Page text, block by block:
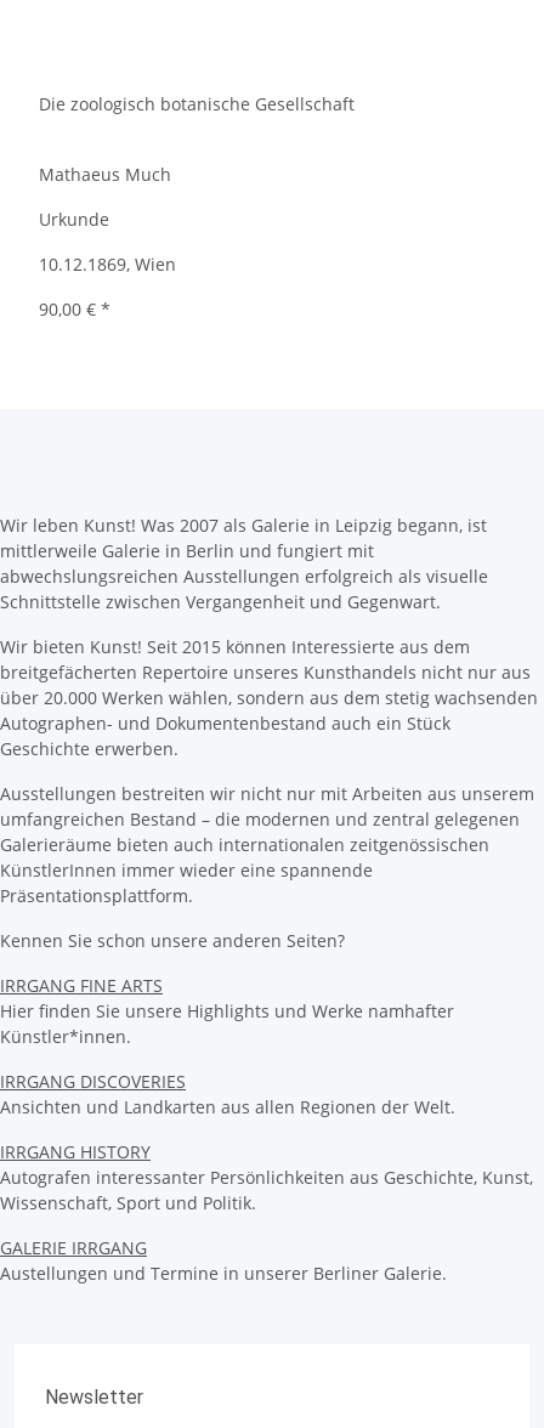
Die zoologisch botanische Gesellschaft
Mathaeus Much
Urkunde
10.12.1869, Wien
90,00 € *
Wir leben Kunst! Was 2007 als Galerie in Leipzig begann, ist
mittlerweile Galerie in Berlin und fungiert mit
abwechslungsreichen Ausstellungen erfolgreich als visuelle
Schnittstelle zwischen Vergangenheit und Gegenwart.
Wir bieten Kunst! Seit 2015 können Interessierte aus dem
breitgefächerten Repertoire unseres Kunsthandels nicht nur aus
über 20.000 Werken wählen, sondern aus dem stetig wachsenden
Autographen- und Dokumentenbestand auch ein Stück
Geschichte erwerben.
Ausstellungen bestreiten wir nicht nur mit Arbeiten aus unserem
umfangreichen Bestand – die modernen und zentral gelegenen
Galerieräume bieten auch internationalen zeitgenössischen
KünstlerInnen immer wieder eine spannende
Präsentationsplattform.
Kennen Sie schon unsere anderen Seiten?
IRRGANG FINE ARTS
Hier finden Sie unsere Highlights und Werke namhafter
Künstler*innen.
IRRGANG DISCOVERIES
Ansichten und Landkarten aus allen Regionen der Welt.
IRRGANG HISTORY
Autografen interessanter Persönlichkeiten aus Geschichte, Kunst,
Wissenschaft, Sport und Politik.
GALERIE IRRGANG
Austellungen und Termine in unserer Berliner Galerie.
Newsletter